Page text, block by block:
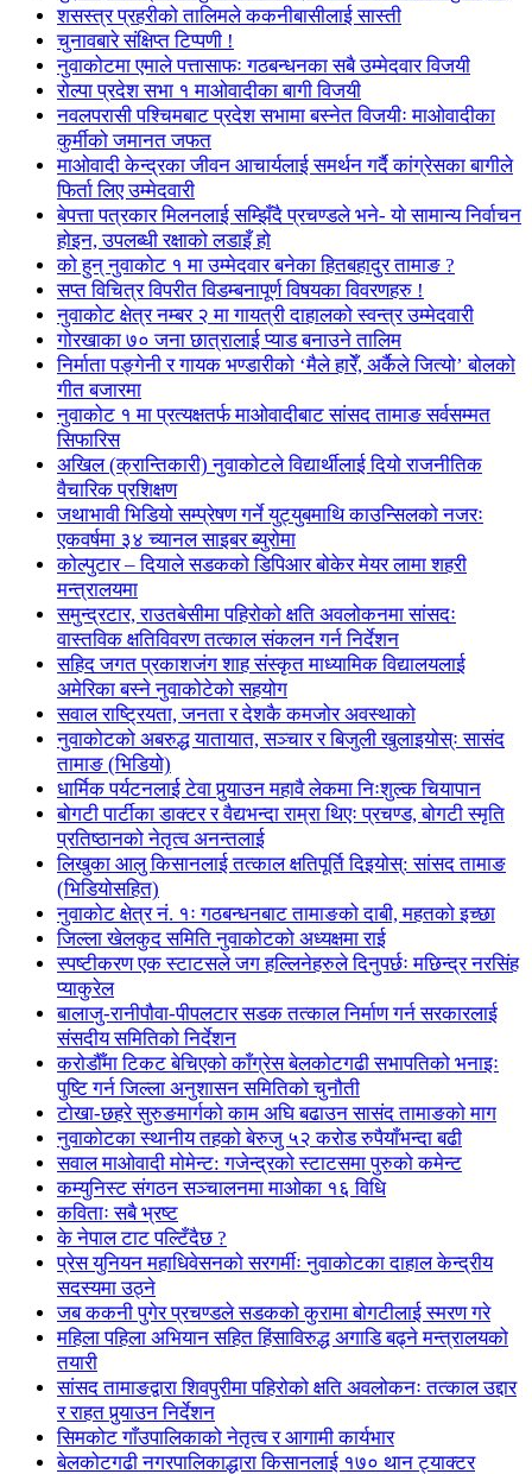
शसस्त्र प्रहरीको तालिमले ककनीबासीलाई सास्ती
चुनावबारे संक्षिप्त टिप्पणी !
नुवाकोटमा एमाले पत्तासाफः गठबन्धनका सबै उम्मेदवार विजयी
रोल्पा प्रदेश सभा १ माओवादीका बागी विजयी
नवलपरासी पश्चिमबाट प्रदेश सभामा बस्नेत विजयीः माओवादीका
कुर्मीको जमानत जफत
माओवादी केन्द्रका जीवन आचार्यलाई समर्थन गर्दै कांग्रेसका बागीले
फिर्ता लिए उम्मेदवारी
बेपत्ता पत्रकार मिलनलाई सम्झिँदै प्रचण्डले भने- यो सामान्य निर्वाचन
होइन, उपलब्धी रक्षाको लडाइँ हो
को हुन् नुवाकोट १ मा उम्मेदवार बनेका हितबहादुर तामाङ ?
सप्त विचित्र विपरीत विडम्बनापूर्ण विषयका विवरणहरु !
नुवाकोट क्षेत्र नम्बर २ मा गायत्री दाहालको स्वन्त्र उम्मेदवारी
गोरखाका ७० जना छात्रालाई प्याड बनाउने तालिम
निर्माता पङ्गेनी र गायक भण्डारीको ‘मैले हारेँ, अर्कैले जित्यो’ बोलको
गीत बजारमा
नुवाकोट १ मा प्रत्यक्षतर्फ माओवादीबाट सांसद तामाङ सर्वसम्मत
सिफारिस
अखिल (क्रान्तिकारी) नुवाकोटले विद्यार्थीलाई दियो राजनीतिक
वैचारिक प्रशिक्षण
जथाभावी भिडियो सम्प्रेषण गर्ने युट्युबमाथि काउन्सिलको नजरः
एकवर्षमा ३४ च्यानल साइबर ब्युरोमा
कोल्पुटार – दियाले सडकको डिपिआर बोकेर मेयर लामा शहरी
मन्त्रालयमा
समुन्द्रटार, राउतबेसीमा पहिरोको क्षति अवलोकनमा सांसदः
वास्तविक क्षतिविवरण तत्काल संकलन गर्न निर्देशन
सहिद जगत प्रकाशजंग शाह संस्कृत माध्यामिक विद्यालयलाई
अमेरिका बस्ने नुवाकोटेको सहयोग
सवाल राष्ट्रियता, जनता र देशकै कमजोर अवस्थाको
नुवाकोटको अबरुद्ध यातायात, सञ्चार र बिजुली खुलाइयोस्ः सासंद
तामाङ (भिडियो)
धार्मिक पर्यटनलाई टेवा पुर्‍याउन महावै लेकमा निःशुल्क चियापान
बोगटी पार्टीका डाक्टर र वैद्यभन्दा राम्रा थिएः प्रचण्ड, बोगटी स्मृति
प्रतिष्ठानको नेतृत्व अनन्तलाई
लिखुका आलु किसानलाई तत्काल क्षतिपूर्ति दिइयोस्: सांसद तामाङ
(भिडियोसहित)
नुवाकोट क्षेत्र नं. १ः गठबन्धनबाट तामाङको दाबी, महतको इच्छा
जिल्ला खेलकुद समिति नुवाकोटको अध्यक्षमा राई
स्पष्टीकरण एक स्टाटसले जग हल्लिनेहरुले दिनुपर्छः मछिन्द्र नरसिंह
प्याकुरेल
बालाजु-रानीपौवा-पीपलटार सडक तत्काल निर्माण गर्न सरकारलाई
संसदीय समितिको निर्देशन
करोडौँमा टिकट बेचिएको काँग्रेस बेलकोटगढी सभापतिको भनाइः
पुष्टि गर्न जिल्ला अनुशासन समितिको चुनौती
टोखा-छहरे सुरुङमार्गको काम अघि बढाउन सासंद तामाङको माग
नुवाकोटका स्थानीय तहको बेरुजु ५२ करोड रुपैयाँभन्दा बढी
सवाल माओवादी मोमेन्ट: गजेन्द्रको स्टाटसमा पुरुको कमेन्ट
कम्युनिस्ट संगठन सञ्चालनमा माओका १६ विधि
कविताः सबै भ्रष्ट
के नेपाल टाट पल्टिँदैछ ?
प्रेस युनियन महाधिवेसनको सरगर्मीः नुवाकोटका दाहाल केन्द्रीय
सदस्यमा उठ्ने
जब ककनी पुगेर प्रचण्डले सडकको कुरामा बोगटीलाई स्मरण गरे
महिला पहिला अभियान सहित हिंसाविरुद्ध अगाडि बढ्ने मन्त्रालयको
तयारी
सांसद तामाङद्वारा शिवपुरीमा पहिरोको क्षति अवलोकनः तत्काल उद्दार
र राहत पुर्‍याउन निर्देशन
सिमकोट गाँउपालिकाको नेतृत्व र आगामी कार्यभार
बेलकोटगढी नगरपालिकाद्धारा किसानलाई १७० थान ट्याक्टर